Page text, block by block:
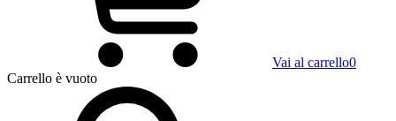
Vai al carrello0
Carrello è vuoto